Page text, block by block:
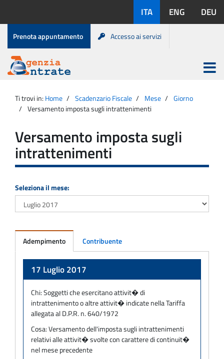
contenuto
disponibili:
ITA ENG DEU
Menu
di
servizio
Prenota appuntamento Accesso ai servizi
Agenzia
Entrate
Apri
menu
principale
Ti trovi in: Home Scadenzario Fiscale Mese
Giorno
Versamento imposta sugli intrattenimenti
Versamento imposta sugli
intrattenimenti
Seleziona il mese:
Adempimento Contribuente
17 Luglio 2017
Chi:Soggetti che esercitano attivit� di
intrattenimento o altre attivit� indicate nella Tariffa
allegata al D.P.R. n. 640/1972
Cosa:Versamento dell'imposta sugli intrattenimenti
relativi alle attivit� svolte con carattere di continuit�
nel mese precedente